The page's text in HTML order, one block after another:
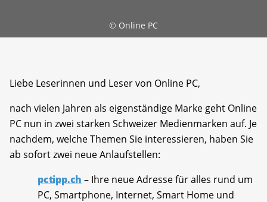
© Online PC
Liebe Leserinnen und Leser von Online PC,
nach vielen Jahren als eigenständige Marke geht Online
PC nun in zwei starken Schweizer Medienmarken auf. Je
nachdem, welche Themen Sie interessieren, haben Sie
ab sofort zwei neue Anlaufstellen:
pctipp.ch – Ihre neue Adresse für alles rund um
PC, Smartphone, Internet, Smart Home und